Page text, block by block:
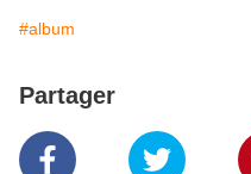
#album
Partager